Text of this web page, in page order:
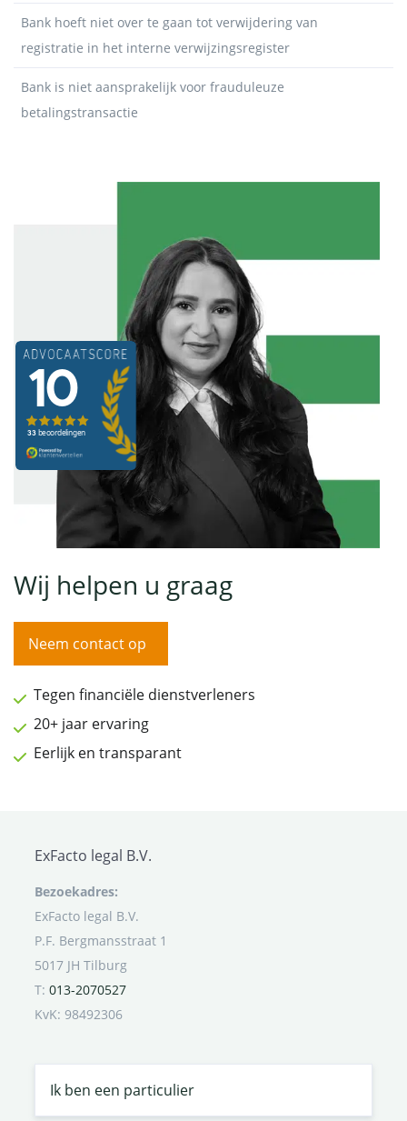
Bank hoeft niet over te gaan tot verwijdering van
registratie in het interne verwijzingsregister
Bank is niet aansprakelijk voor frauduleuze
betalingstransactie
Wij helpen u graag
Neem contact op
Tegen financiële dienstverleners
20+ jaar ervaring
Eerlijk en transparant
ExFacto legal B.V.
Bezoekadres:
ExFacto legal B.V.
P.F. Bergmansstraat 1
5017 JH Tilburg
T: 013-2070527
KvK: 98492306
Ik ben een particulier